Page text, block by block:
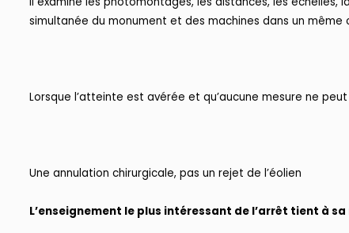
simultanée du monument et des machines dans un même
Lorsque l’atteinte est avérée et qu’aucune mesure ne peut
Une annulation chirurgicale, pas un rejet de l’éolien
L’enseignement le plus intéressant de l’arrêt tient à sa